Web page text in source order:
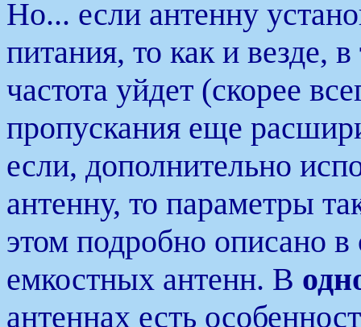
Но... если антенну
питания, то как и везде,
частота уйдет (скорее
пропускания еще
если, дополнительно
антенну, то параметры
этом подробно описано в
емкостных антенн. В
антеннах есть